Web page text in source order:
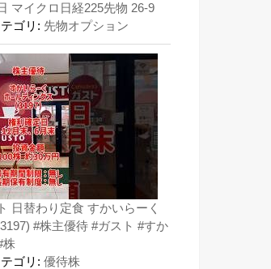
マイクロ日経225先物 26-9
ゴリ: 先物オプション
日替わり定食 すかいらーく
#株主優待 #ガスト #すか
株
ゴリ: 優待株